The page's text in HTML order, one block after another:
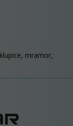
mramor,